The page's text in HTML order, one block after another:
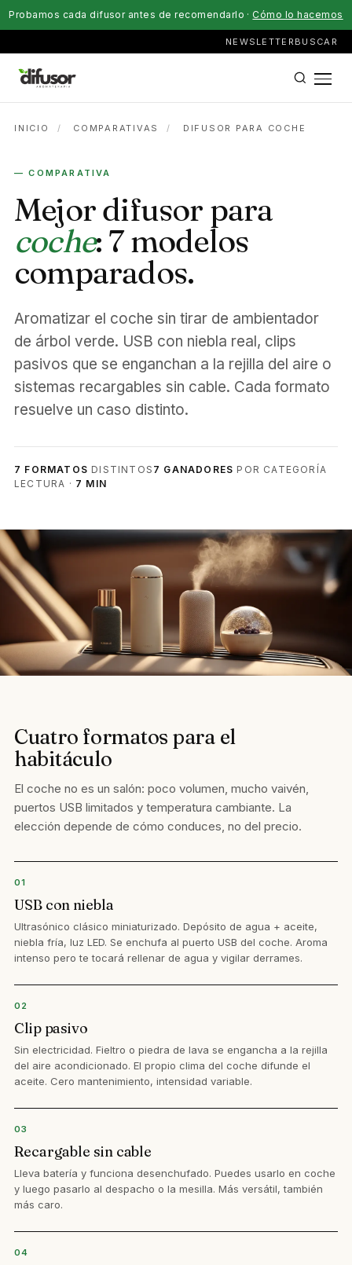
Probamos cada difusor antes de recomendarlo · Cómo lo hacemos
NEWSLETTER BUSCAR
INICIO / COMPARATIVAS / DIFUSOR PARA COCHE
— COMPARATIVA
Mejor difusor para
coche: 7 modelos
comparados.
Aromatizar el coche sin tirar de ambientador
de árbol verde. USB con niebla real, clips
pasivos que se enganchan a la rejilla del aire o
sistemas recargables sin cable. Cada formato
resuelve un caso distinto.
7 FORMATOS DISTINTOS 7 GANADORES POR CATEGORÍA
LECTURA · 7 MIN
Cuatro formatos para el
habitáculo
El coche no es un salón: poco volumen, mucho vaivén,
puertos USB limitados y temperatura cambiante. La
elección depende de cómo conduces, no del precio.
01
USB con niebla
Ultrasónico clásico miniaturizado. Depósito de agua + aceite,
niebla fría, luz LED. Se enchufa al puerto USB del coche. Aroma
intenso pero te tocará rellenar de agua y vigilar derrames.
02
Clip pasivo
Sin electricidad. Fieltro o piedra de lava se engancha a la rejilla
del aire acondicionado. El propio clima del coche difunde el
aceite. Cero mantenimiento, intensidad variable.
03
Recargable sin cable
Lleva batería y funciona desenchufado. Puedes usarlo en coche
y luego pasarlo al despacho o la mesilla. Más versátil, también
más caro.
04